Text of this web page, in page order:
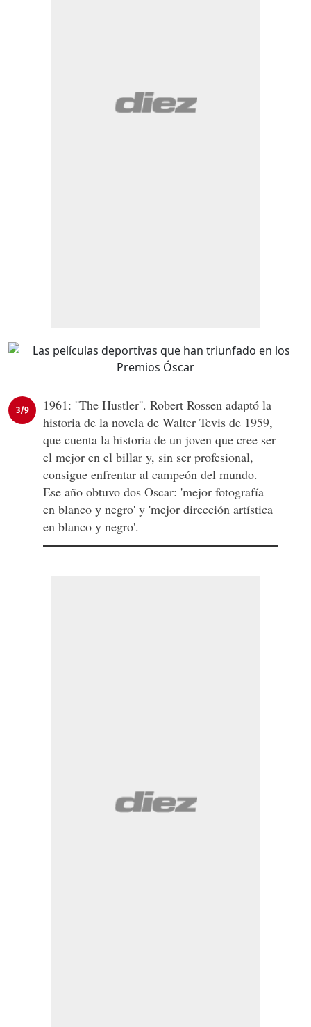
3/9
1961: ''The Hustler''. Robert Rossen adaptó la
historia de la novela de Walter Tevis de 1959,
que cuenta la historia de un joven que cree ser
el mejor en el billar y, sin ser profesional,
consigue enfrentar al campeón del mundo.
Ese año obtuvo dos Oscar: 'mejor fotografía
en blanco y negro' y 'mejor dirección artística
en blanco y negro'.